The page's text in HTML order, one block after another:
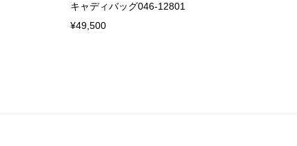
キャディバッグ046-12801
¥49,500